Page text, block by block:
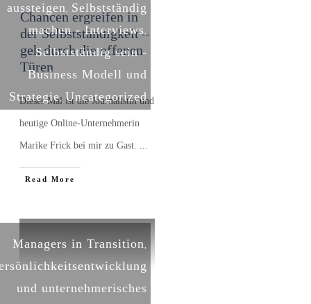
aussteigen Selbstständig
machen - Interviews
Selbstständig sein -
Business Modell und
Strategie, Uncategorized
Chancen ergreifen in
der Selbstständigkeit –
geh durch die offenen
Türen
Dieses Mal ist die Journalistin und
heutige Online-Unternehmerin
Marike Frick bei mir zu Gast. ...
​Read More
Managers in Transition
und unternehmerisches